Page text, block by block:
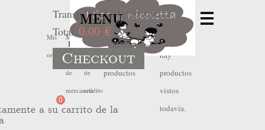
Mis
ordenes
Mis
devoluciones
de
mercancia
Mis
hojas
de
crédito
No
hay
productos
No
hay
productos
vistos
todavía.
0
TransporteA determinar
Total: 0,00 €
Checkout
a su carrito de la
MENU
Home Aviso legal